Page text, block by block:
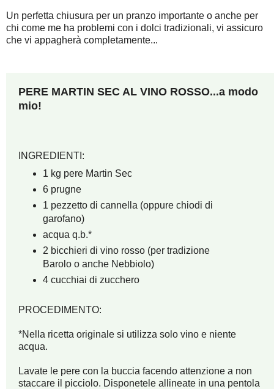
Un perfetta chiusura per un pranzo importante o anche per
chi come me ha problemi con i dolci tradizionali, vi assicuro
che vi appagherà completamente...
PERE MARTIN SEC AL VINO ROSSO...a modo
mio!
INGREDIENTI:
1 kg pere Martin Sec
6 prugne
1 pezzetto di cannella (oppure chiodi di
garofano)
acqua q.b.*
2 bicchieri di vino rosso (per tradizione
Barolo o anche Nebbiolo)
4 cucchiai di zucchero
PROCEDIMENTO:
*Nella ricetta originale si utilizza solo vino e niente
acqua.
Lavate le pere con la buccia facendo attenzione a non
staccare il picciolo. Disponetele allineate in una pentola